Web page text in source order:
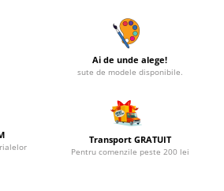
Ai de unde alege!
sute de modele disponibile.
Transport GRATUIT
Pentru comenzile peste 200 lei